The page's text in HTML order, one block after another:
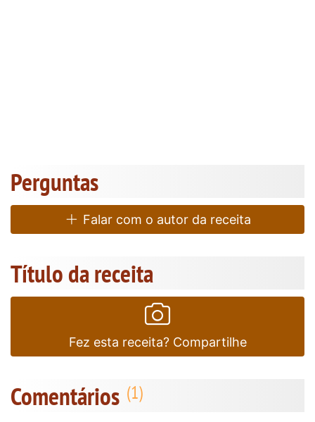
Perguntas
Falar com o autor da receita
Título da receita
Fez esta receita? Compartilhe
Comentários